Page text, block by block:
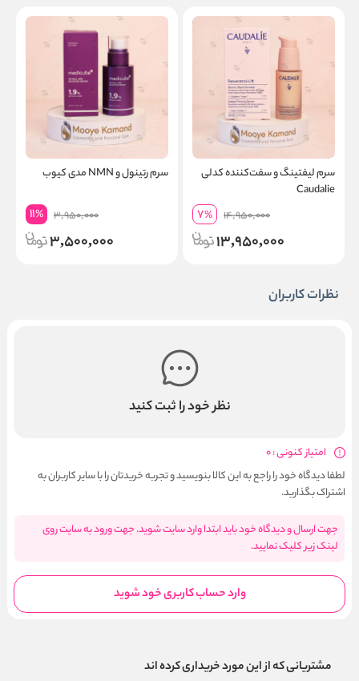
سرم لیفتینگ و سفت‌کننده کدلی
Caudalie
14,950,000
7%
13,950,000
سرم رتینول و NMN مدی کیوب
3,950,000
11%
3,500,000
نظرات کاربران
نظر خود را ثبت کنید
امتیاز کنونی : 0
لطفا دیدگاه خود را راجع به این کالا بنویسید و تجربه خریدتان را با سایر کاربران به
اشتراک بگذارید.
جهت ارسال و دیدگاه خود باید ابتدا وارد سایت شوید. جهت ورود به سایت روی
لینک زیر کلیک نمایید.
وارد حساب کاربری خود شوید
مشتریانی که از این مورد خریداری کرده اند